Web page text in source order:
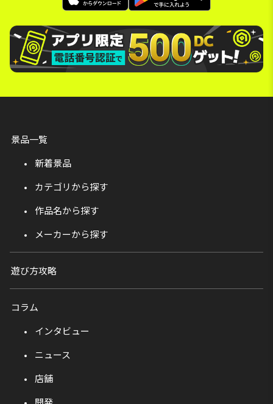
景品一覧
新着景品
カテゴリから探す
作品名から探す
メーカーから探す
遊び方攻略
コラム
インタビュー
ニュース
店舗